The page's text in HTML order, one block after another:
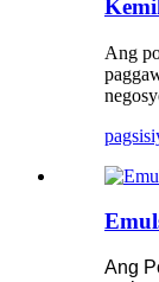
Ang
Ang